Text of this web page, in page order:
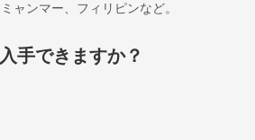
ャンマー、フィリピンなど。
手できますか？